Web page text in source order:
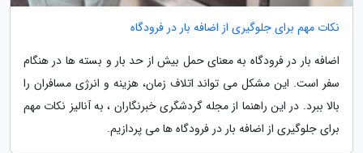
نکات مهم برای جلوگیری از اضافه بار در فرودگاه
اضافه بار در فرودگاه به معنای حمل بیش از حد بار و بسته ها در هنگام
سفر است. این مشکل می تواند اتلاف زمان، هزینه و انرژی مسافران را
بالا ببرد. در این راهنما از مجله گردشگری خبرنگاران ، به آنالیز نکات مهم
برای جلوگیری از اضافه بار در فرودگاه ها می پردازیم.